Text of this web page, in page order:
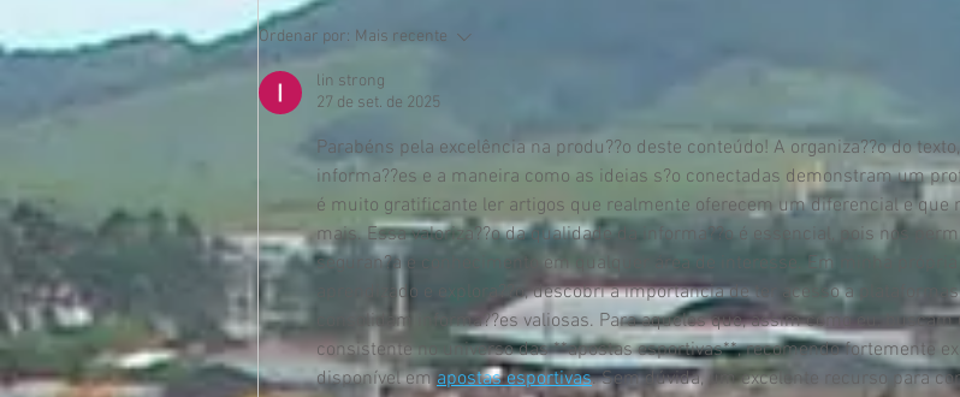
Ordenar por: Mais recente
lin strong
27 de set. de 2025
Parabéns pela excelência na produ??o deste conteúdo! A organiza??o do
informa??es e a maneira como as ideias s?o conectadas demonstram um
é muito gratificante ler artigos que realmente oferecem um diferencial e
mais. Essa valoriza??o da qualidade da informa??o é essencial, pois nos
seguran?a e conhecimento em qualquer área de interesse. Em minha
aprendizado e explora??o, descobri a importancia de ter acesso a
consolidam informa??es valiosas. Para aqueles que, assim como eu,
consistente no universo das **apostas esportivas**, recomendo fortemente
disponível em apostas esportivas. Sem dúvida, um excelente recurso para